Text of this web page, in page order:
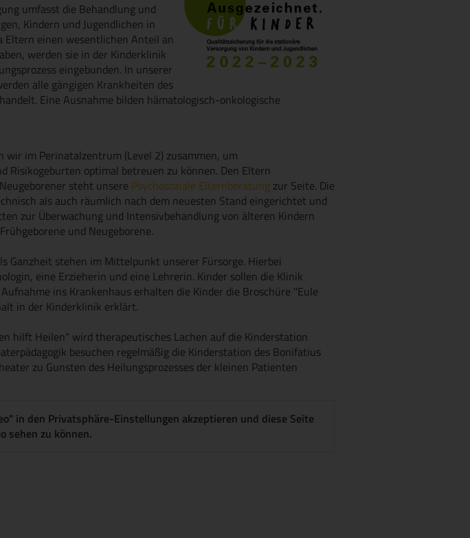
umfasst die Behandlung und
Kindern und Jugendlichen in
Eltern einen wesentlichen Anteil an
werden sie in der Kinderklinik
eingebunden. In unserer
alle gängigen Krankheiten des
Eine Ausnahme bilden hämatologisch-onkologische
im Perinatalzentrum (Level 2) zusammen, um
Risikogeburten optimal betreuen zu können. Den Eltern
steht unsere Psychosoziale Elternberatung zur Seite. Die
als auch räumlich nach dem neuesten Stand eingerichtet und
zur Überwachung und Intensivbehandlung von älteren Kindern
und Neugeborene.
Ganzheit stehen im Mittelpunkt unserer Fürsorge. Hierbei
eine Erzieherin und eine Lehrerin. Kinder sollen die Klinik
ins Krankenhaus erhalten die Kinder die Broschüre ''Eule
in der Kinderklinik erklärt.
hilft Heilen“ wird therapeutisches Lachen auf die Kinderstation
besuchen regelmäßig die Kinderstation des Bonifatius
zu Gunsten des Heilungsprozesses der kleinen Patienten
in den Privatsphäre-Einstellungen akzeptieren und diese Seite
sehen zu können.